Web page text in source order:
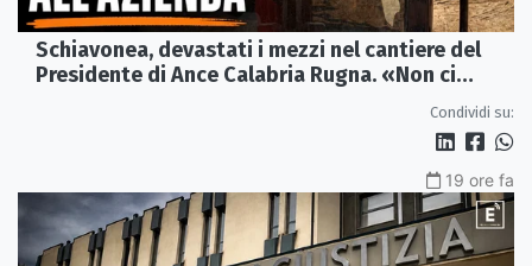
Schiavonea, devastati i mezzi nel cantiere del
Presidente di Ance Calabria Rugna. «Non ci
Condividi su:
19 ore fa